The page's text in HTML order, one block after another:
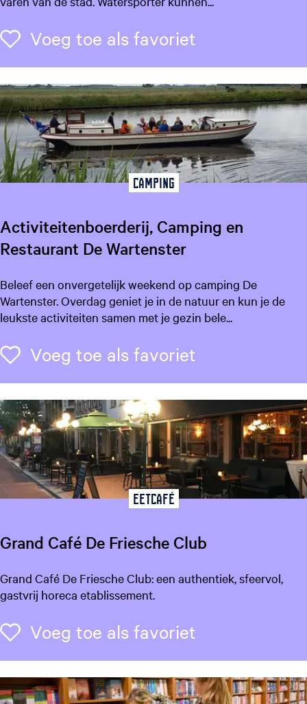
t
a
v
e
n
L
e
e
u
r
d
n
Voeg toe als favoriet
Activiteitenboerderij, Camping en
Restaurant De Wartenster
A
c
t
v
t
e
i
t
e
b
o
d
r
i
,
a
m
p
Beleef een onvergetelijk weekend op camping De
Wartenster. Overdag geniet je in de natuur en kun je de
leukste activiteiten samen met je gezin bele...
Camping
Voeg toe als favoriet
Grand Café De Friesche Club
G
r
n
C
a
f
Grand Café De Friesche Club: een authentiek, sfeervol,
gastvrij horeca etablissement.
Eetcafé
Voeg toe als favoriet